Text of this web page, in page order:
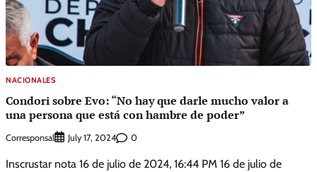
NACIONALES
Condori sobre Evo: “No hay que darle mucho valor a
una persona que está con hambre de poder”
Corresponsal July 17, 2024 0
Inscrustar nota 16 de julio de 2024, 16:44 PM 16 de julio de